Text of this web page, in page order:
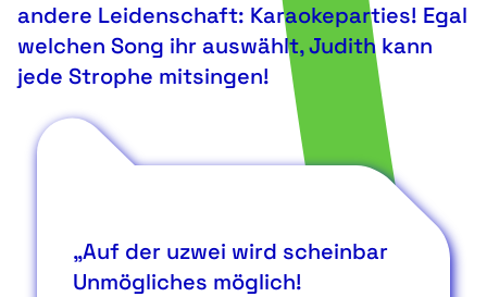
andere Leidenschaft: Karaokeparties! Egal
welchen Song ihr auswählt, Judith kann
jede Strophe mitsingen!
„Auf der uzwei wird scheinbar
Unmögliches möglich!